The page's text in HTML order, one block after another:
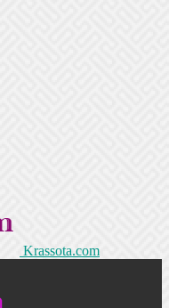
Krassota.com